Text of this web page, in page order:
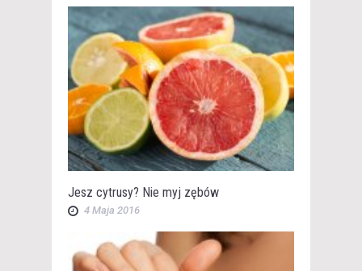
Jesz cytrusy? Nie myj zębów
4 Maja 2016